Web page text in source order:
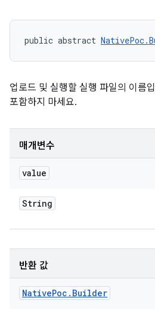
public abstract
업로드 및 실행할 실행 파일의 이름
포함하지 마세요.
매개변수
value
String
반환 값
NativePoc . Builder